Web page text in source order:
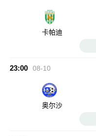
卡帕迪
23:00 08-10
奥尔沙